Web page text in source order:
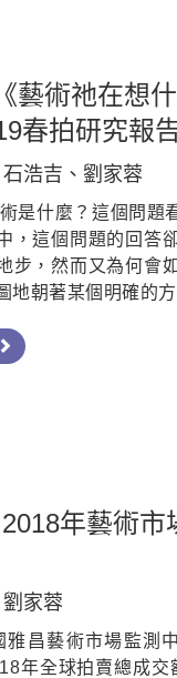
藝術祂在想
春拍研究報
浩吉、劉家蓉
是什麼？這個問題
，這個問題的回答
步，然而又為何會
地朝著某個明確的
年藝術
家蓉
雅昌藝術市場監測
年全球拍賣總成